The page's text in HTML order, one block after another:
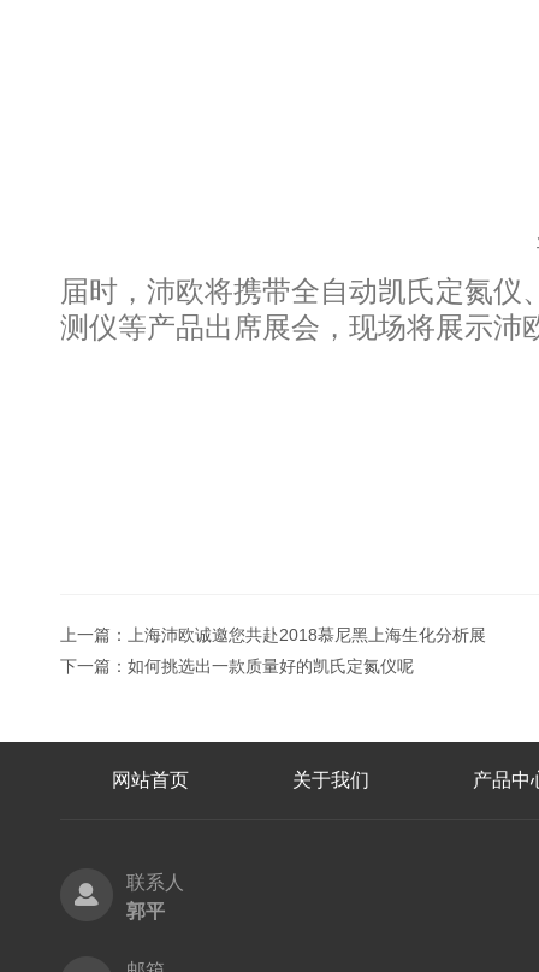
届时，沛欧将携带全自动凯氏定氮
测仪等产品出席展会，现场将展示沛
上一篇：
上海沛欧诚邀您共赴2018慕尼黑上海生化分析展
下一篇： 如何挑选出一款质量好的凯氏定氮仪呢
网站首页 关于我们 产品中
联系人
郭平